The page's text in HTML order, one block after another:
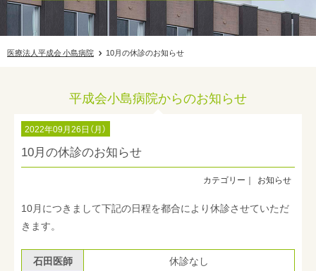
人間ドック
外来案内
入院案内
採用情報
医療法人平成会 小島病院 10月の休診のお知らせ
平成会小島病院からのお知らせ
2022年09月26日（月）
10月の休診のお知らせ
お知らせ
10月につきまして下記の日程を都合により休診させていただ
きます。
石田医師
休診なし